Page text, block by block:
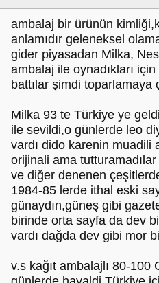
ambalaj bir ürünün
anlamıdır geleneksel
gider piyasadan Milka,
ambalaj ile oynadıkları
battılar şimdi toparlamaya
Milka 93 te Türkiye ye
ile sevildi,o günlerde leo
vardı dido karenin muadili
orijinali ama
ve diğer denenen
1984-85 lerde ithal eski
günaydın,güneş gibi
birinde orta sayfa da dev
vardı dağda dev gibi mor
v.s kağıt ambalajlı 80-100